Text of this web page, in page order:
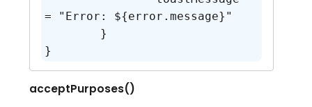
= "Error: ${error.message}"
}
acceptPurposes()